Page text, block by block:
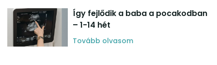
Így fejlődik a baba a pocakodban
– 1-14 hét
Tovább olvasom